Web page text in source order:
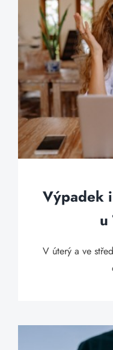
Výpadek
u
V úterý a ve